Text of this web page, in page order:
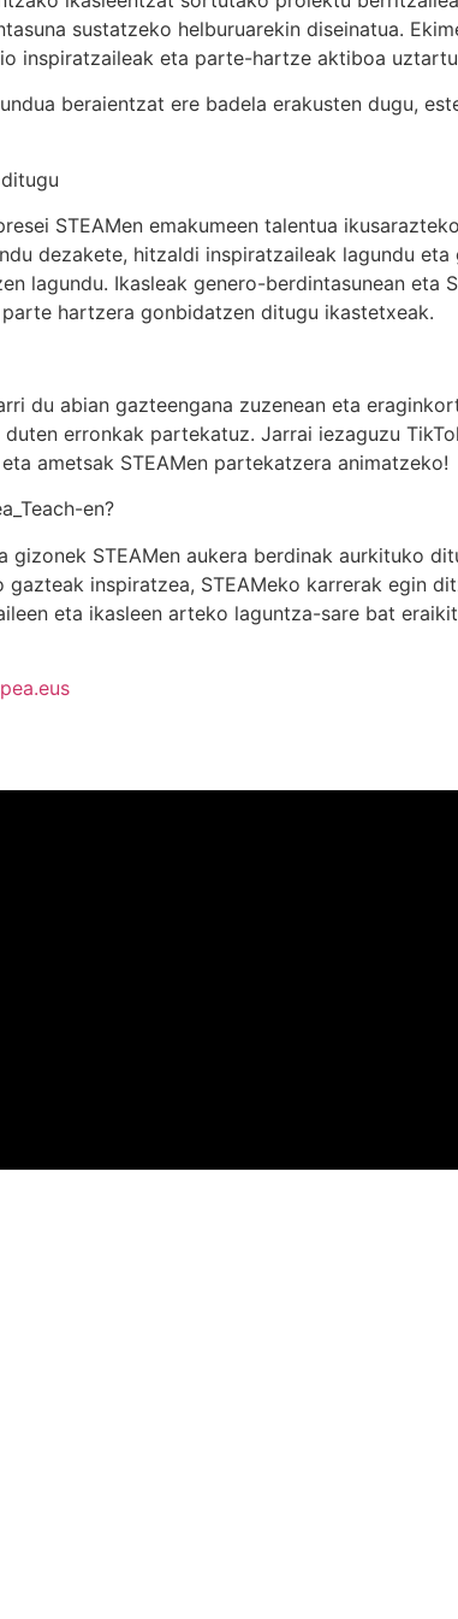
sustatzeko helburuarekin diseinatua.
inspiratzaileak eta parte-hartze aktiboa
beraientzat ere badela erakusten dugu,
STEAMen emakumeen talentua
dezakete, hitzaldi inspiratzaileak lagundu
lagundu. Ikasleak genero-berdintasunean eta
hartzera gonbidatzen ditugu ikastetxeak.
du abian gazteengana zuzenean eta
erronkak partekatuz. Jarrai iezaguzu
ametsak STEAMen partekatzera animatzeko!
en?
gizonek STEAMen aukera berdinak aurkituko
inspiratzea, STEAMeko karrerak egin
eta ikasleen arteko laguntza-sare bat